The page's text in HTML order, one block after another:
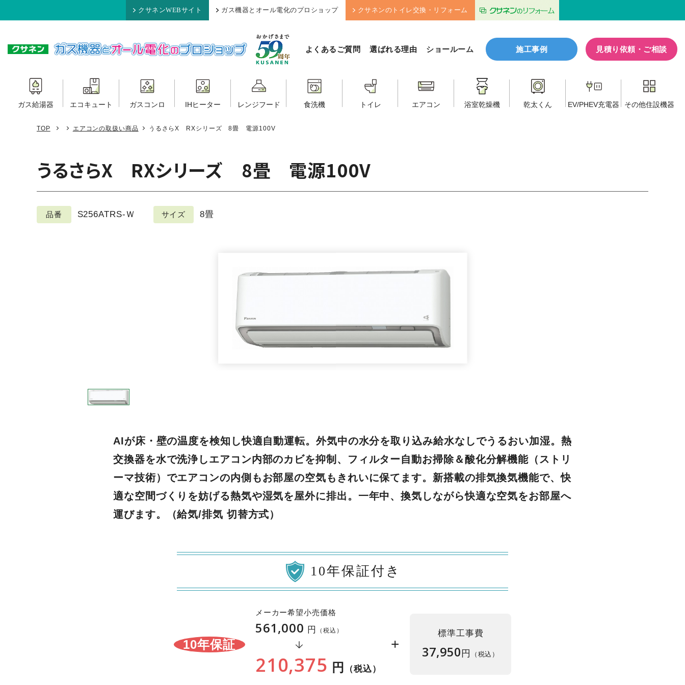
クサネンWEBサイト ガス機器とオール電化のプロショップ クサネンのトイレ交換・リフォーム
よくあるご質問 選ばれる理由 ショールーム 施工事例 見積り依頼・ご相談
ガス給湯器 エコキュート ガスコンロ IHヒーター レンジフード 食洗機 トイレ エアコン 浴室乾燥機 乾太くん EV/PHEV充電器 その他住設機器
TOP エアコンの取扱い商品 うるさらX RXシリーズ 8畳 電源100V
うるさらX RXシリーズ 8畳 電源100V
品番 S256ATRS-Ｗ サイズ 8畳
AIが床・壁の温度を検知し快適自動運転。外気中の水分を取り込み給水なしでうるおい加湿。熱
交換器を水で洗浄しエアコン内部のカビを抑制、フィルター自動お掃除＆酸化分解機能（ストリ
ーマ技術）でエアコンの内側もお部屋の空気もきれいに保てます。新搭載の排気換気機能で、快
適な空間づくりを妨げる熱気や湿気を屋外に排出。一年中、換気しながら快適な空気をお部屋へ
運びます。（給気/排気 切替方式）
10年保証付き
10年保証
メーカー希望小売価格
561,000 円 （税込）
210,375 円 （税込）
+
標準工事費
37,950 円 （税込）